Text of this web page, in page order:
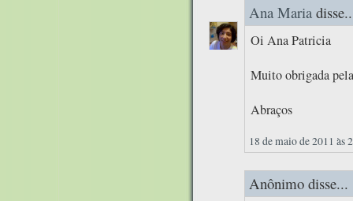
Ana Maria
Oi Ana Patricia
Muito obrigada
Abraços
18 de maio de 2011 às
Anônimo disse...